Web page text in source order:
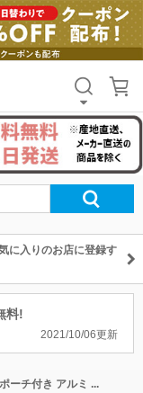
に入りのお店に登録す
料!
2021/10/06更新
ーチ付き アルミ ...